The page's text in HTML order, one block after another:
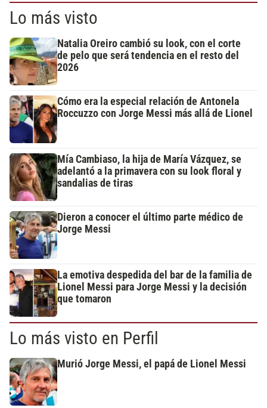
Lo más visto
Natalia Oreiro cambió su look, con el corte
de pelo que será tendencia en el resto del
2026
Cómo era la especial relación de Antonela
Roccuzzo con Jorge Messi más allá de Lionel
Mía Cambiaso, la hija de María Vázquez, se
adelantó a la primavera con su look floral y
sandalias de tiras
Dieron a conocer el último parte médico de
Jorge Messi
La emotiva despedida del bar de la familia de
Lionel Messi para Jorge Messi y la decisión
que tomaron
Lo más visto en Perfil
Murió Jorge Messi, el papá de Lionel Messi